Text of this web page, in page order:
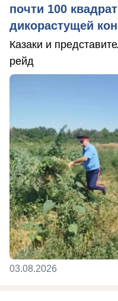
почти 100
дикорастущей
Казаки и
рейд
03.08.2026